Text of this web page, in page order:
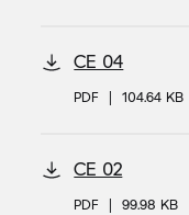
CE 04
PDF | 104.64 KB
CE 02
PDF | 99.98 KB